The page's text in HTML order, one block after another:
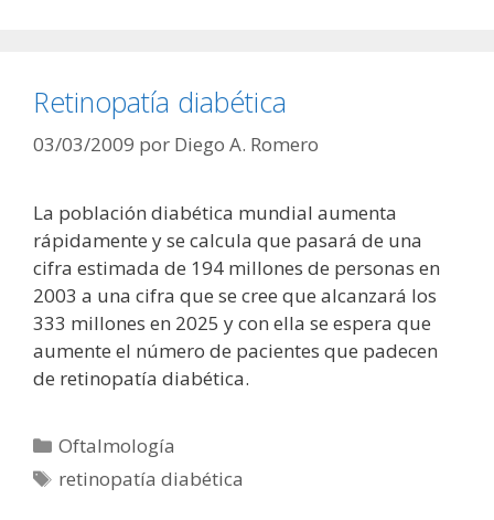
Retinopatía diabética
03/03/2009 por Diego A. Romero
La población diabética mundial aumenta
rápidamente y se calcula que pasará de una
cifra estimada de 194 millones de personas en
2003 a una cifra que se cree que alcanzará los
333 millones en 2025 y con ella se espera que
aumente el número de pacientes que padecen
de retinopatía diabética.
Categorías
Oftalmología
Etiquetas
retinopatía diabética